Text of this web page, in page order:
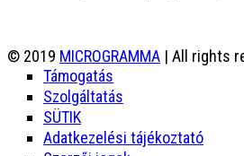
© 2019 MICROGRAMMA | All rights
Támogatás
Szolgáltatás
SÜTIK
Adatkezelési tájékoztató